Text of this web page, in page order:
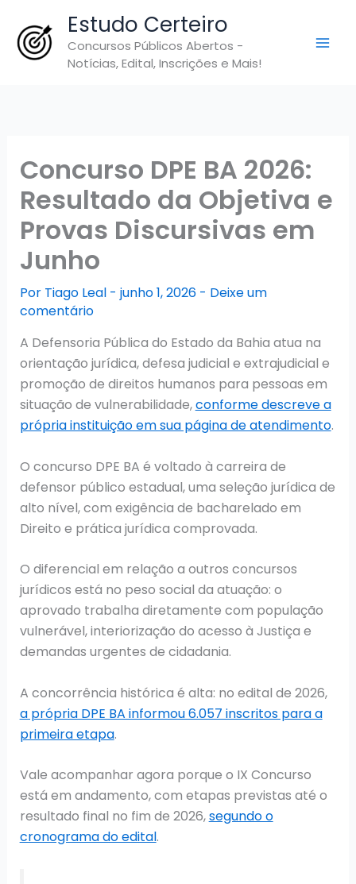
para
Estudo Certeiro
Concursos Públicos Abertos -
Notícias, Edital, Inscrições e Mais!
Concurso DPE BA 2026:
Resultado da Objetiva e
Provas Discursivas em
Junho
Por Tiago Leal - junho 1, 2026 - Deixe um
comentário
A Defensoria Pública do Estado da Bahia atua na
orientação jurídica, defesa judicial e extrajudicial e
promoção de direitos humanos para pessoas em
situação de vulnerabilidade,conforme descreve a
própria instituição em sua página de atendimento.
O concurso DPE BA é voltado à carreira de
defensor público estadual, uma seleção jurídica de
alto nível, com exigência de bacharelado em
Direito e prática jurídica comprovada.
O diferencial em relação a outros concursos
jurídicos está no peso social da atuação: o
aprovado trabalha diretamente com população
vulnerável, interiorização do acesso à Justiça e
demandas urgentes de cidadania.
A concorrência histórica é alta: no edital de 2026,
a própria DPE BA informou 6.057 inscritos para a
primeira etapa.
Vale acompanhar agora porque o IX Concurso
está em andamento, com etapas previstas até o
resultado final no fim de 2026,segundo o
cronograma do edital.